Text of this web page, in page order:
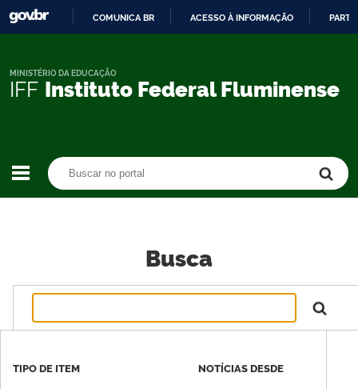
CONTEÚDO
COMUNICA BR ACESSO À INFORMAÇÃO
IFF Instituto Federal Fluminense
MINISTÉRIO DA EDUCAÇÃO
Busca
TIPO DE ITEM NOTÍCIAS DESDE